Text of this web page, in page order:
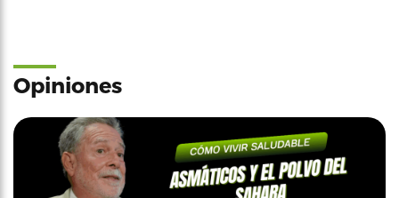
Opiniones